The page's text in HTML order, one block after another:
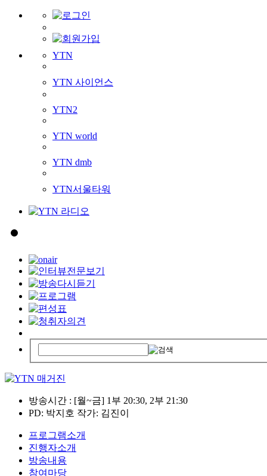
YTN
YTN 사이언스
YTN2
YTN world
YTN dmb
YTN서울타워
방송시간 : [월~금] 1부 20:30, 2부 21:30
PD: 박지호 작가: 김진이
프로그램소개
진행자소개
방송내용
참여마당